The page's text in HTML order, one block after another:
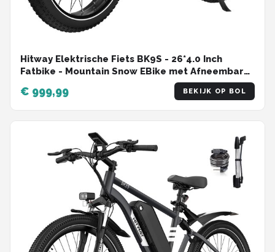
Hitway Elektrische Fiets BK9S - 26*4.0 Inch
Fatbike - Mountain Snow EBike met Afneembare
48V 16Ah Lithium Batterij - City Commuter E-Bike
met 250W Motor - 7 Versnellingen - IP54
Waterdicht
€ 999,99 BEKIJK OP BOL